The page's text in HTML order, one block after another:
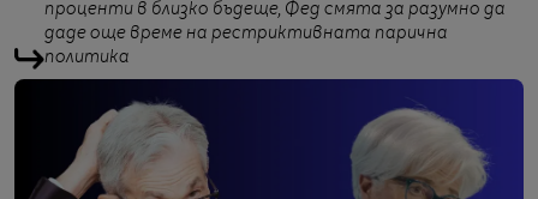
проценти в близко бъдеще, Фед смята за разумно да
даде още време на рестриктивната парична
политика